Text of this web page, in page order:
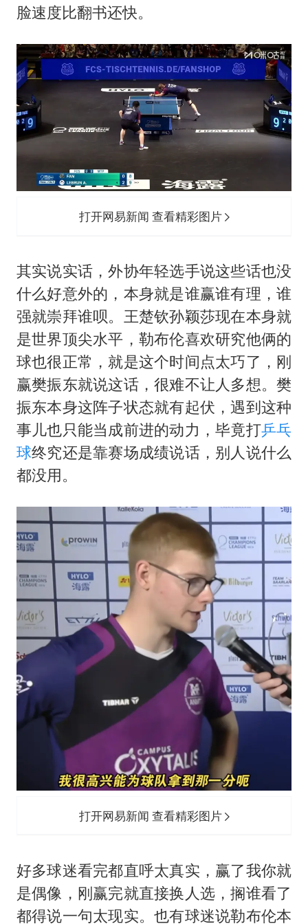
脸速度比翻书还快。
打开网易新闻 查看精彩图片
其实说实话，外协年轻选手说这些话也没
什么好意外的，本身就是谁赢谁有理，谁
强就崇拜谁呗。王楚钦孙颖莎现在本身就
是世界顶尖水平，勒布伦喜欢研究他俩的
球也很正常，就是这个时间点太巧了，刚
赢樊振东就说这话，很难不让人多想。樊
振东本身这阵子状态就有起伏，遇到这种
事儿也只能当成前进的动力，毕竟打乒乓
球终究还是靠赛场成绩说话，别人说什么
都没用。
打开网易新闻 查看精彩图片
好多球迷看完都直呼太真实，赢了我你就
是偶像，刚赢完就直接换人选，搁谁看了
都得说一句太现实。也有球迷说勒布伦本